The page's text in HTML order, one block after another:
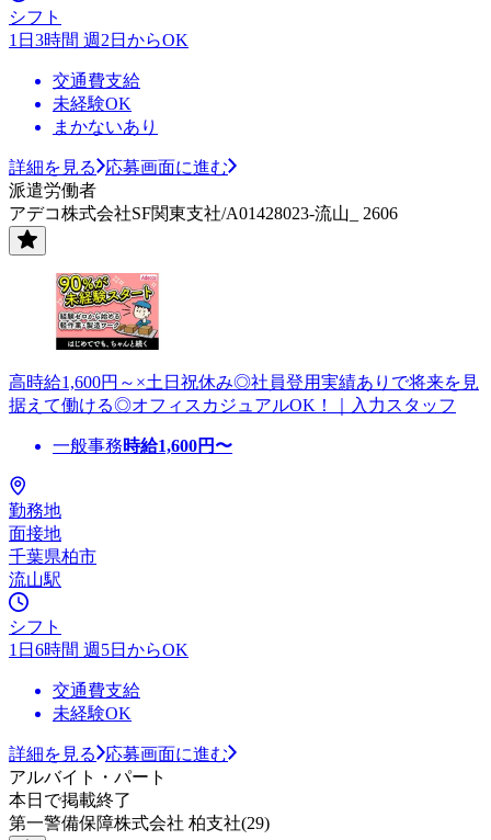
シフト
1日3時間 週2日からOK
交通費支給
未経験OK
まかないあり
詳細を見る
応募画面に進む
派遣労働者
アデコ株式会社SF関東支社/A01428023-流山_ 2606
高時給1,600円～×土日祝休み◎社員登用実績ありで将来を見
据えて働ける◎オフィスカジュアルOK！｜入力スタッフ
一般事務時給1,600円〜
勤務地
面接地
千葉県柏市
流山駅
シフト
1日6時間 週5日からOK
交通費支給
未経験OK
詳細を見る
応募画面に進む
アルバイト・パート
本日で掲載終了
第一警備保障株式会社 柏支社(29)